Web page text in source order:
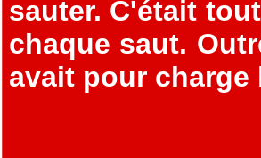
sauter. C'était
chaque saut.
avait pour charge